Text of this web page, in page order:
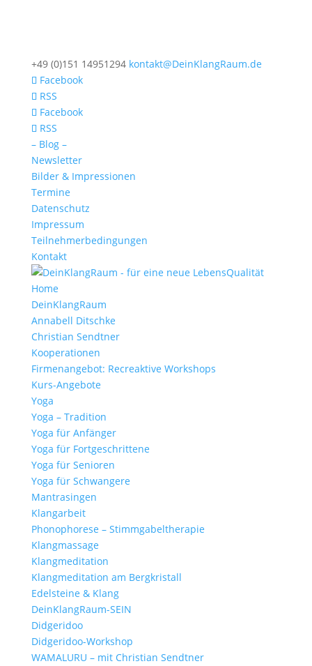
+49 (0)151 14951294 kontakt@DeinKlangRaum.de
Facebook
RSS
Facebook
RSS
– Blog –
Newsletter
Bilder & Impressionen
Termine
Datenschutz
Impressum
Teilnehmerbedingungen
Kontakt
Home
DeinKlangRaum
Annabell Ditschke
Christian Sendtner
Kooperationen
Firmenangebot: Recreaktive Workshops
Kurs-Angebote
Yoga
Yoga – Tradition
Yoga für Anfänger
Yoga für Fortgeschrittene
Yoga für Senioren
Yoga für Schwangere
Mantrasingen
Klangarbeit
Phonophorese – Stimmgabeltherapie
Klangmassage
Klangmeditation
Klangmeditation am Bergkristall
Edelsteine & Klang
DeinKlangRaum-SEIN
Didgeridoo
Didgeridoo-Workshop
WAMALURU – mit Christian Sendtner